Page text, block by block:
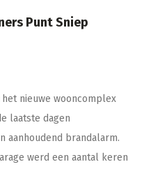
Punt Sniep
nieuwe wooncomplex
laatste dagen
aanhoudend brandalarm.
werd een aantal keren